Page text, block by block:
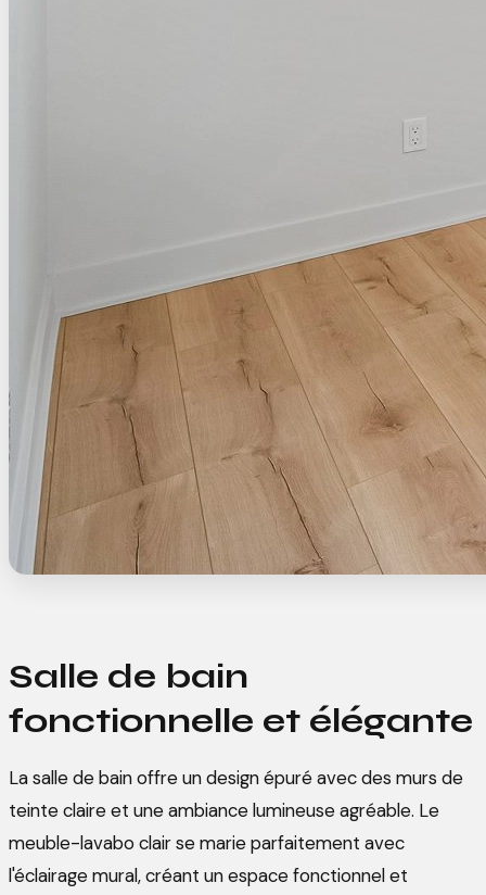
Salle de bain
fonctionnelle et élégante
La salle de bain offre un design épuré avec des murs de
teinte claire et une ambiance lumineuse agréable. Le
meuble-lavabo clair se marie parfaitement avec
l'éclairage mural, créant un espace fonctionnel et